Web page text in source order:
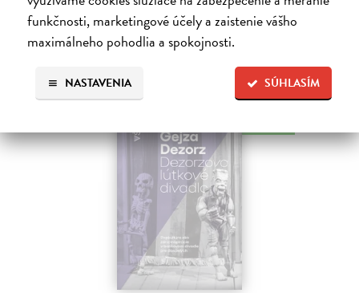
funkčnosti, marketingové účely a zaistenie vášho
maximálneho pohodlia a spokojnosti.
SÚHLASÍM
NASTAVENIA
Ďalšie z kategórie divadlo a
tanec, divadelná veda